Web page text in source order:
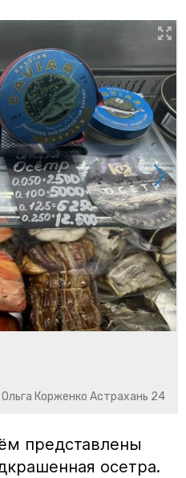
Корженко Астрахань 24
представлены
осетра.